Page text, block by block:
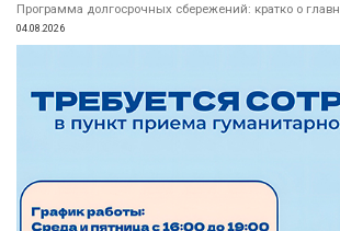
Программа долгосрочных сбережений: кратко о
04.08.2026